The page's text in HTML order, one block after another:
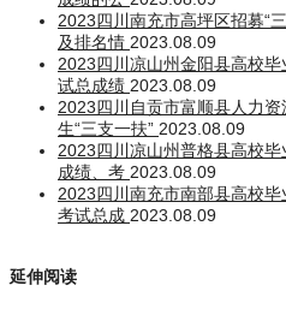
2023四川南充市高坪区招募“
及排名情 2023.08.09
2023四川凉山州金阳县高校毕
试总成绩 2023.08.09
2023四川自贡市富顺县人力
生“三支一扶” 2023.08.09
2023四川凉山州普格县高校毕
成绩、考 2023.08.09
2023四川南充市南部县高校毕
考试总成 2023.08.09
延伸阅读